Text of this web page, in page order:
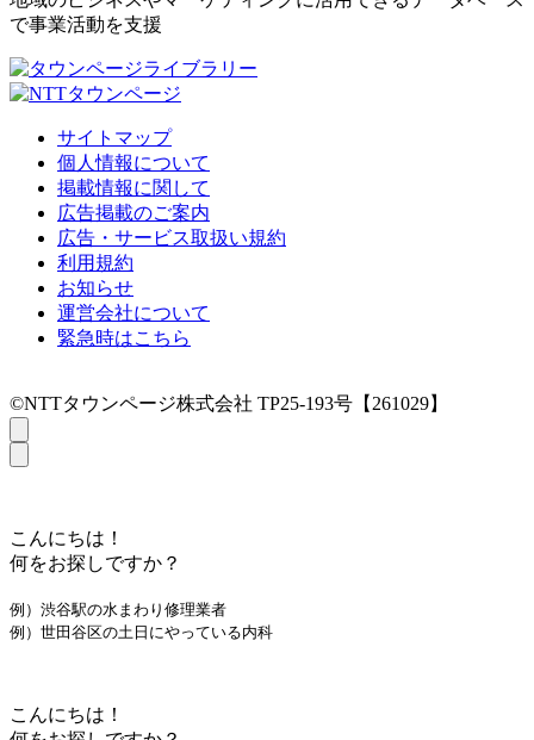
で事業活動を支援
サイトマップ
個人情報について
掲載情報に関して
広告掲載のご案内
広告・サービス取扱い規約
利用規約
お知らせ
運営会社について
緊急時はこちら
©NTTタウンページ株式会社 TP25-193号【261029】
こんにちは！
何をお探しですか？
例）渋谷駅の水まわり修理業者
例）世田谷区の土日にやっている内科
こんにちは！